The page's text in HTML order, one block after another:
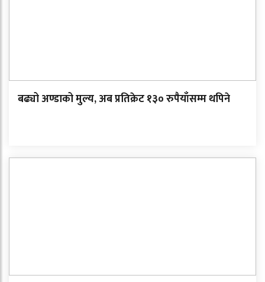
बढ्यो अण्डाको मुल्य, अब प्रतिक्रेट १३० रुपैयाँसम्म थपिने